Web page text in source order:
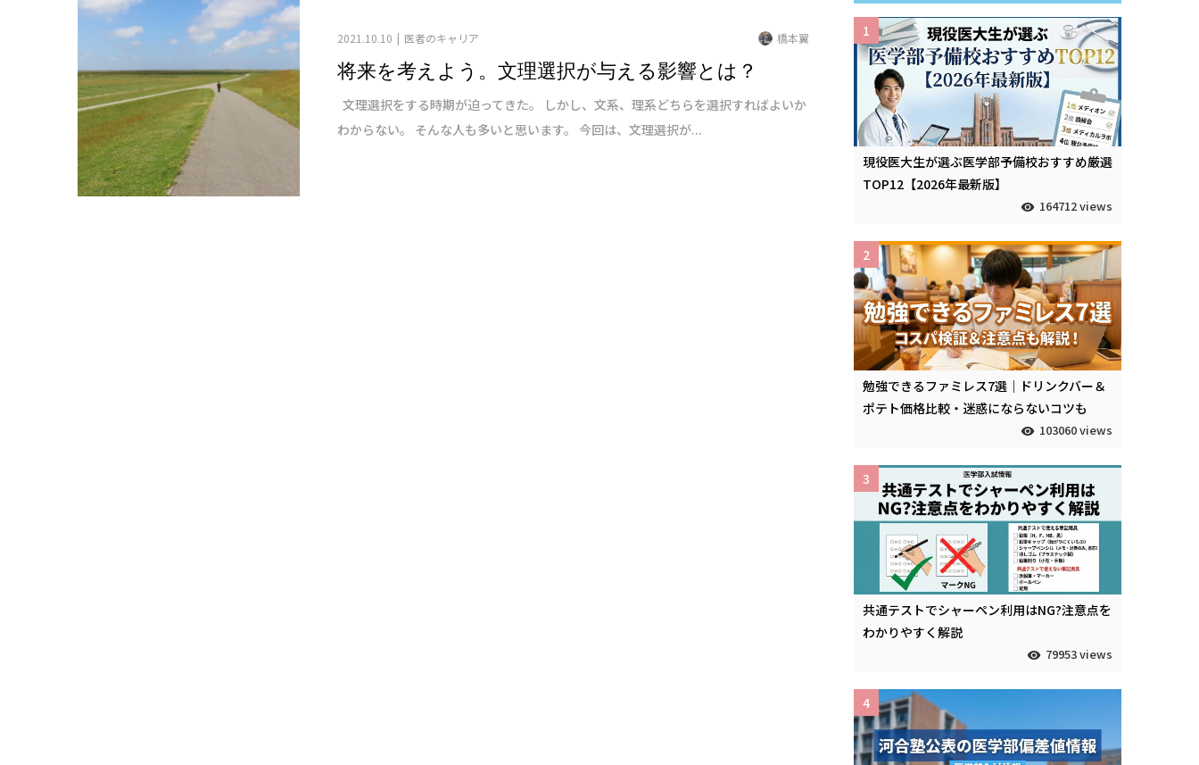
2021.10.10 医者のキャリア 橋本翼
将来を考えよう。文理選択が与える影響とは？
文理選択をする時期が迫ってきた。 しかし、文系、理系どちらを選択すればよいか
わからない。 そんな人も多いと思います。 今回は、文理選択が...
現役医大生が選ぶ医学部予備校おすすめ厳選
TOP12【2026年最新版】
164712 views
1
勉強できるファミレス7選｜ドリンクバー＆
ポテト価格比較・迷惑にならないコツも
103060 views
2
共通テストでシャーペン利用はNG?注意点を
わかりやすく解説
79953 views
3
4